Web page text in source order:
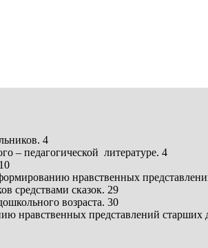
4
– педагогической литературе. 4
нравственных
средствами сказок. 29
возраста. 30
нравственных представлений старших